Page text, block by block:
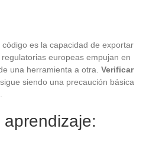
es la capacidad de exportar
europeas empujan en
una herramienta a otra. Verificar
sigue siendo una precaución básica